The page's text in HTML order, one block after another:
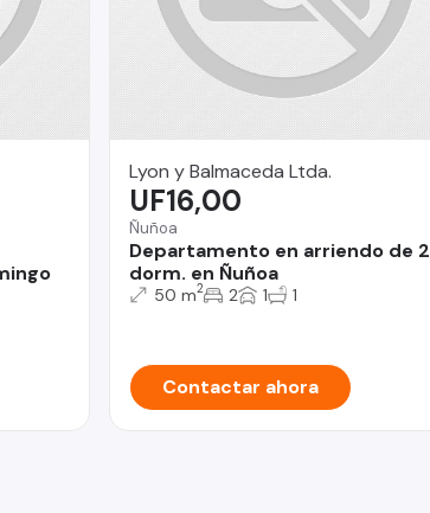
Lyon y Balmaceda Ltda.
Ñuñoa
Departamento en arriendo de 2
dorm. en Ñuñoa
UF16,00
50 m2 2 1 1
Contactar ahora